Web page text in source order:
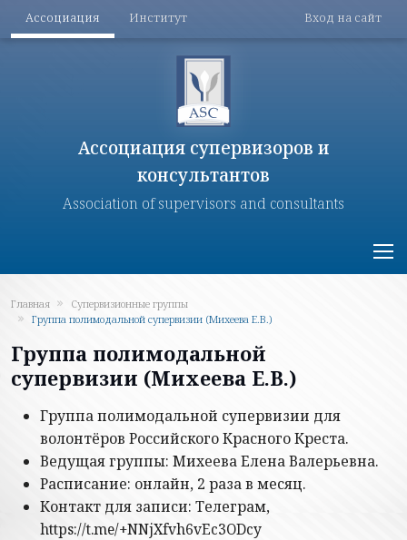
Перейти к основному содержанию
Меню разделов
Ассоциация Институт Меню
Вход на сайт
Ассоциация супервизоров и
консультантов
Association of supervisors and consultants
Главная
Супервизионные группы
Группа полимодальной супервизии (Михеева Е.В.)
Группа полимодальной
супервизии (Михеева Е.В.)
Группа полимодальной супервизии для
волонтёров Российского Красного Креста.
Ведущая группы: Михеева Елена Валерьевна.
Расписание: онлайн, 2 раза в месяц.
Контакт для записи: Телеграм,
https://t.me/+NNjXfvh6vEc3ODcy